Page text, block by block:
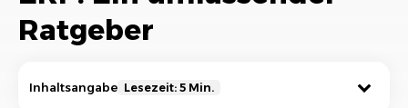
Ratgeber
Inhaltsangabe Lesezeit: 5 Min.